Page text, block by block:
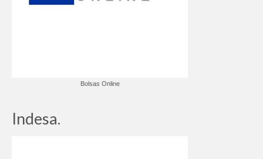
Bolsas Online
Indesa.